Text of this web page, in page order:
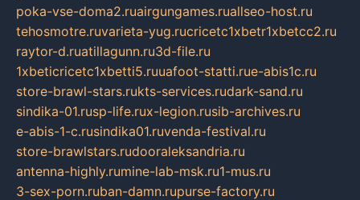
poka-vse-doma2.ruairgungames.ruallseo-host.ru
tehosmotre.ruvarieta-yug.rucricetc1xbetr1xbetcc2.ru
raytor-d.ruatillagunn.ru3d-file.ru
1xbeticricetc1xbetti5.ruuafoot-statti.rue-abis1c.ru
store-brawl-stars.rukts-services.rudark-sand.ru
sindika-01.rusp-life.rux-legion.rusib-archives.ru
e-abis-1-c.rusindika01.ruvenda-festival.ru
store-brawlstars.rudooraleksandria.ru
antenna-highly.rumine-lab-msk.ru1-mus.ru
3-sex-porn.ruban-damn.rupurse-factory.ru